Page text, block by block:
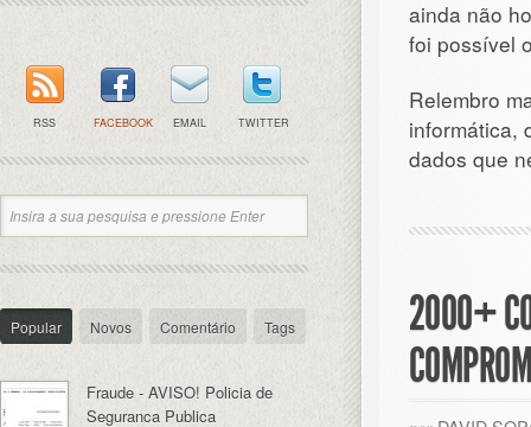
ainda não
foi possível
Relembro
informática,
dados que
2000+
RSS FACEBOOK EMAIL TWITTER
Popular Novos Comentário Tags
Fraude - AVISO! Policia de
Seguranca Publica